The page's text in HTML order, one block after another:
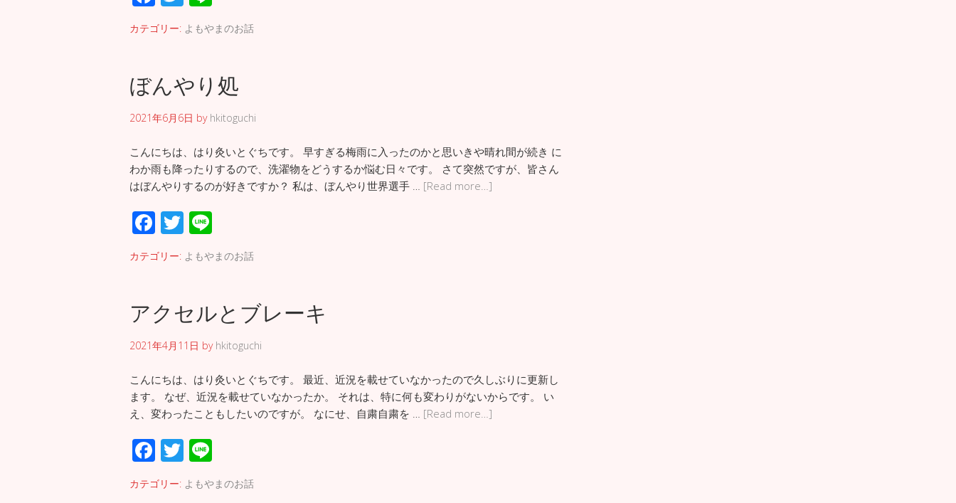
ac
e
o
o
k
wi
tt
n
e
カテゴリー: よもやまのお話
ぼんやり処
2021年6月6日 by hkitoguchi
こんにちは、はり灸いとぐちです。 早すぎる梅雨に入ったのかと思いきや晴れ間が続き に
わか雨も降ったりするので、洗濯物をどうするか悩む日々です。 さて突然ですが、皆さん
はぼんやりするのが好きですか？ 私は、ぼんやり世界選手 … [Read more…]
F
ac
e
o
o
k
T
wi
tt
n
e
カテゴリー: よもやまのお話
アクセルとブレーキ
2021年4月11日 by hkitoguchi
こんにちは、はり灸いとぐちです。 最近、近況を載せていなかったので久しぶりに更新し
ます。 なぜ、近況を載せていなかったか。 それは、特に何も変わりがないからです。 い
え、変わったこともしたいのですが。 なにせ、自粛自粛を … [Read more…]
F
ac
e
T
wi
tt
n
e
カテゴリー: よもやまのお話